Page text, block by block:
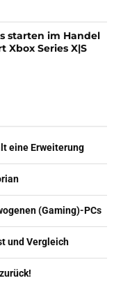
starten im Handel
Xbox Series X|S
eine Erweiterung
(Gaming)-PCs
und Vergleich